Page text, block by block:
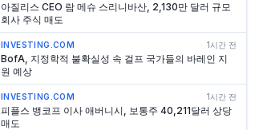
아질리스 CEO 람 메슈 스리니바산, 2,130만 달러 규모
회사 주식 매도
INVESTING.COM 1시간 전
BofA, 지정학적 불확실성 속 걸프 국가들의 바레인 지
원 예상
INVESTING.COM 1시간 전
피플스 뱅코프 이사 애버니시, 보통주 40,211달러 상당
매도